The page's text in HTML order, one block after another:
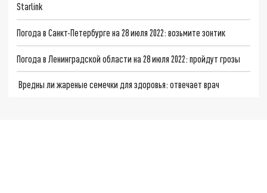
Starlink
Погода в Санкт-Петербурге на 28 июля 2022: возьмите зонтик
Погода в Ленинградской области на 28 июля 2022: пройдут грозы
Вредны ли жареные семечки для здоровья: отвечает врач